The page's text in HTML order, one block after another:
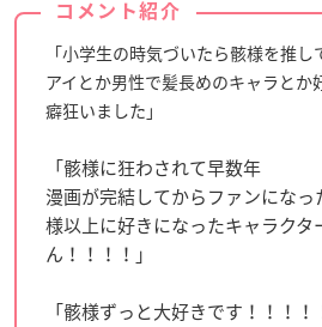
コメント紹介
「小学生の時気づいたら骸様を推
アイとか男性で髪長めのキャラとか
癖狂いました」
「骸様に狂わされて早数年
漫画が完結してからファンにな
様以上に好きになったキャラクタ
ん！！！！」
「骸様ずっと大好きです！！！！